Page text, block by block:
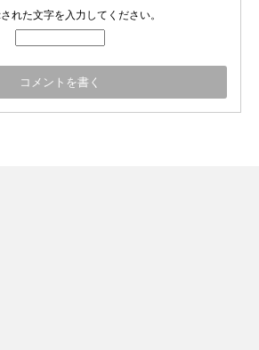
れた文字を入力してください。